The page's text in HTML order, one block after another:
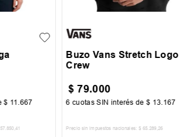
XL
$ 11 667
57.850 ,41
L
M XXL
Buzo Vans Stretch Logo
Crew
$ 79.000
6 cuotas SIN interés de$ 13 167
Precio sin impuestos nacionales: $ 65.289 ,26